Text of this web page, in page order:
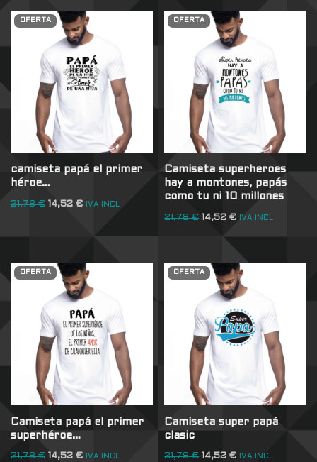
OFERTA
camiseta papá el primer
héroe…
21,78€ 14,52 € IVA INCL
OFERTA
Camiseta superheroes
hay a montones, papás
como tu ni 10 millones
21,78€ 14,52€ IVA INCL
OFERTA
Camiseta papá el primer
superhéroe…
21,78€ 14,52 € IVA INCL
OFERTA
Camiseta super papá
clasic
21,78€ 14,52€ IVA INCL